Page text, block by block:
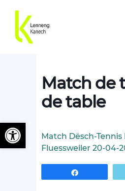
Match de
de table
Match Dësch-
Fluessweiler 20-04-
Ouvrir la barre d’outils